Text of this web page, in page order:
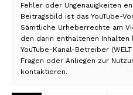
Fehler oder Ungenauigkeiten
Beitragsbild ist das YouTube-
Sämtliche Urheberrechte am
den darin enthaltenen Inhalten
YouTube-Kanal-Betreiber
Fragen oder Anliegen zur
kontaktieren.